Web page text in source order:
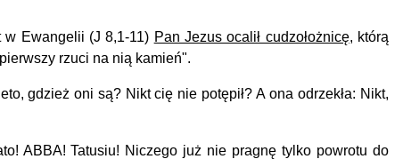
Ewangelii (J 8,1-11) Pan Jezus ocalił cudzołożnicę, którą
rzuci na nią kamień".
gdzież oni są? Nikt cię nie potępił? A ona odrzekła: Nikt,
ABBA! Tatusiu! Niczego już nie pragnę tylko powrotu do